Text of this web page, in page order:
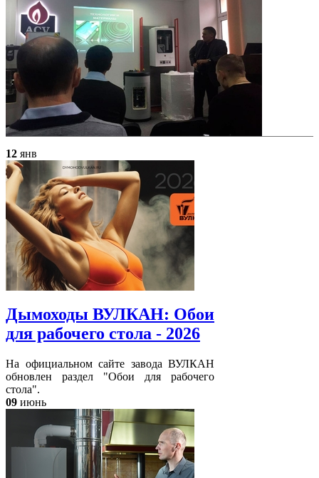
12 янв
Дымоходы ВУЛКАН: Обои
для рабочего стола - 2026
На официальном сайте завода ВУЛКАН
обновлен раздел "Обои для рабочего
стола".
09 июнь